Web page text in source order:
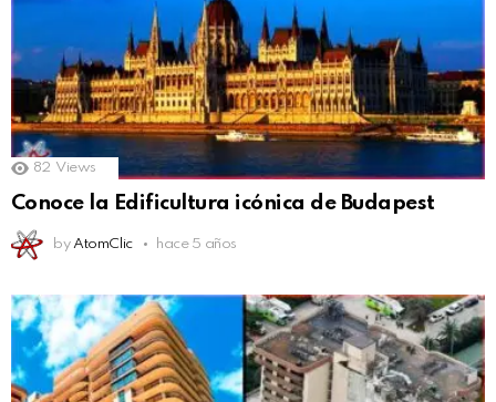
82 Views
Conoce la Edificultura icónica de Budapest
by AtomClic hace 5 años